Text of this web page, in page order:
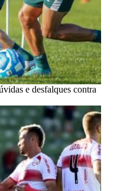
e desfalques contra